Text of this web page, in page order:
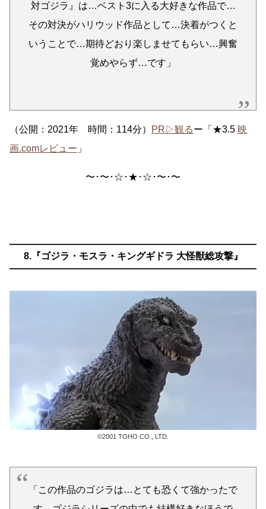
対ゴジラ』は…ベスト3に入る大好きな作品で…
その対決がハリウッド作品として…決着がつくと
いうことで…期待どおり楽しませてもらい…興奮
覚めやらず…です」
（公開：2021年 時間：114分） PR▷観るー「★3.5 映
画.comレビュー 」
〜･〜･☆･★･☆･〜･〜
8.『ゴジラ・モスラ・キングギドラ 大怪獣総攻撃』
©2001 TOHO CO., LTD.
「この作品のゴジラは…とても恐くて強かったで